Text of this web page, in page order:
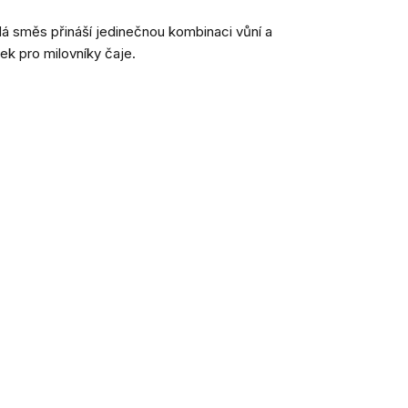
směs přináší jedinečnou kombinaci vůní a
pro milovníky čaje.